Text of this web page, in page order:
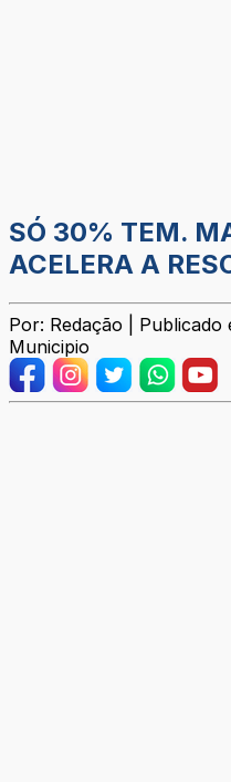
SÓ 30% TEM.
ACELERA A
Por: Redação | Publicado
Municipio